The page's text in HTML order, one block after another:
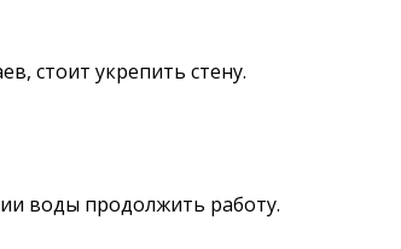
стоит укрепить стену.
воды продолжить работу.